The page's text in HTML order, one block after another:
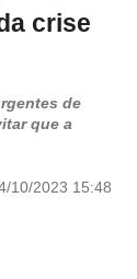
crise
de
que a
10/2023 15:48